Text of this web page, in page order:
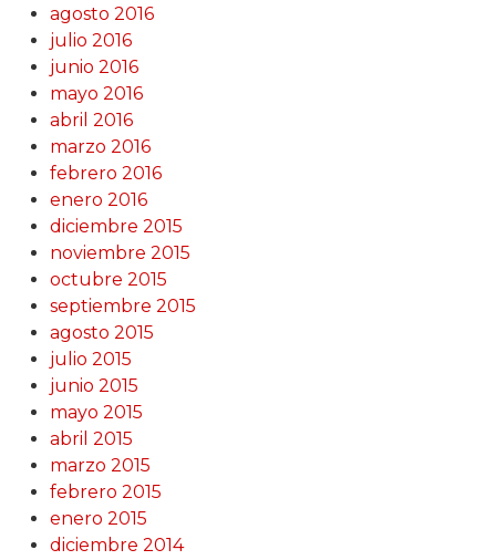
agosto 2016
julio 2016
junio 2016
mayo 2016
abril 2016
marzo 2016
febrero 2016
enero 2016
diciembre 2015
noviembre 2015
octubre 2015
septiembre 2015
agosto 2015
julio 2015
junio 2015
mayo 2015
abril 2015
marzo 2015
febrero 2015
enero 2015
diciembre 2014